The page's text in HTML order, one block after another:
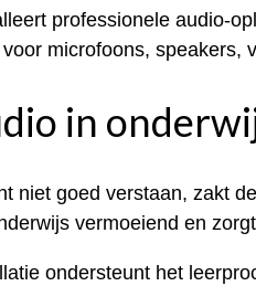
professionele audio-
microfoons,
in
niet goed verstaan, zakt
vermoeiend en
ondersteunt het